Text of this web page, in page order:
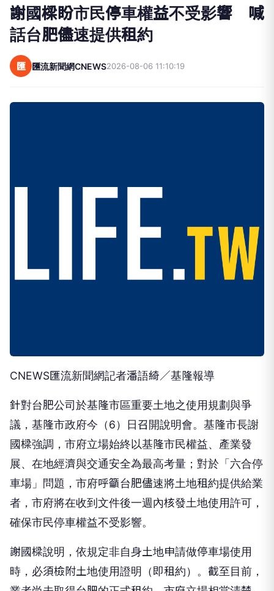
謝國樑盼市民停車權益不受影響 喊
話台肥儘速提供租約
匯 匯流新聞網CNEWS2026-08-06 11:10:19
CNEWS匯流新聞網記者潘語綺／基隆報導
針對台肥公司於基隆市區重要土地之使用規劃與爭
議，基隆市政府今（6）日召開說明會。基隆市長謝
國樑強調，市府立場始終以基隆市民權益、產業發
展、在地經濟與交通安全為最高考量；對於「六合停
車場」問題，市府呼籲台肥儘速將土地租約提供給業
者，市府將在收到文件後一週內核發土地使用許可，
確保市民停車權益不受影響。
謝國樑說明，依規定非自身土地申請做停車場使用
時，必須檢附土地使用證明（即租約）。截至目前，